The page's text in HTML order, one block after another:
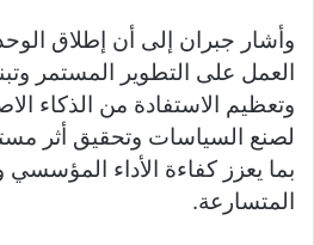
وأشار جبران إلى أن إطلاق
العمل على التطوير المستمر
وتعظيم الاستفادة من الذكاء
لصنع السياسات وتحقيق أثر
بما يعزز كفاءة الأداء المؤسسي
المتسارعة.